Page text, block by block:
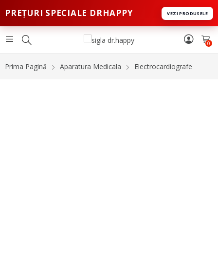
PREȚURI SPECIALE DRHAPPY VEZI PRODUSELE
0
Prima Pagină Aparatura Medicala Electrocardiografe